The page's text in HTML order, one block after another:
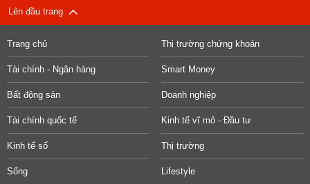
Lên đầu trang
Trang chủ Thị trường chứng khoán
Tài chính - Ngân hàng Smart Money
Bất động sản Doanh nghiệp
Tài chính quốc tế Kinh tế vĩ mô - Đầu tư
Kinh tế số Thị trường
Sống Lifestyle